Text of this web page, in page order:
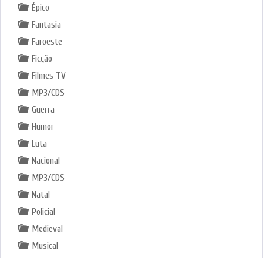
Épico
Fantasia
Faroeste
Ficção
Filmes TV
MP3/CDS
Guerra
Humor
Luta
Nacional
MP3/CDS
Natal
Policial
Medieval
Musical